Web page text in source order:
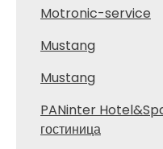
Motronic-service
Mustang
Mustang
PANinter
гостиница